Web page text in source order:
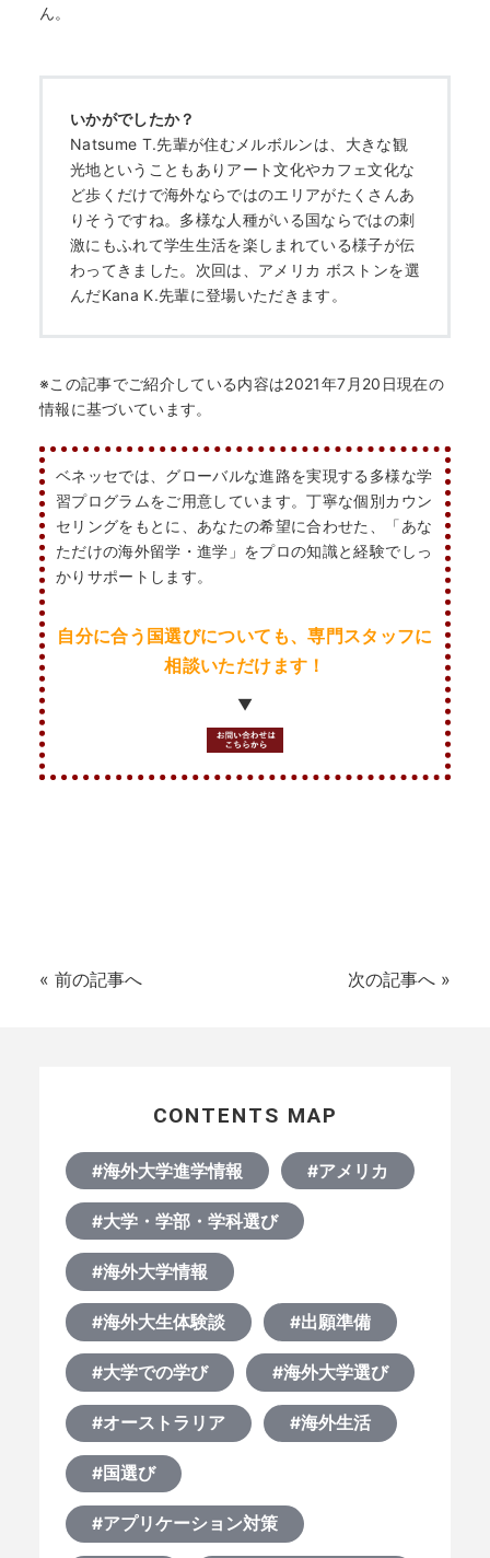
HOME
なぜ海外進学か？
ん。
いかがでしたか？
Natsume T.先輩が住むメルボルンは、大きな観
光地ということもありアート文化やカフェ文化な
ど歩くだけで海外ならではのエリアがたくさんあ
りそうですね。多様な人種がいる国ならではの刺
激にもふれて学生生活を楽しまれている様子が伝
わってきました。次回は、アメリカ ボストンを選
んだKana K.先輩に登場いただきます。
※この記事でご紹介している内容は2021年7月20日現在の
情報に基づいています。
ベネッセでは、グローバルな進路を実現する多様な学
習プログラムをご用意しています。丁寧な個別カウン
セリングをもとに、あなたの希望に合わせた、「あな
ただけの海外留学・進学」をプロの知識と経験でしっ
かりサポートします。
自分に合う国選びについても、専門スタッフに
相談いただけます！
▼
« 前の記事へ 次の記事へ »
CONTENTS MAP
#海外大学進学情報 #アメリカ
#大学・学部・学科選び
#海外大学情報
#海外大生体験談 #出願準備
#大学での学び #海外大学選び
#オーストラリア #海外生活
#国選び
#アプリケーション対策